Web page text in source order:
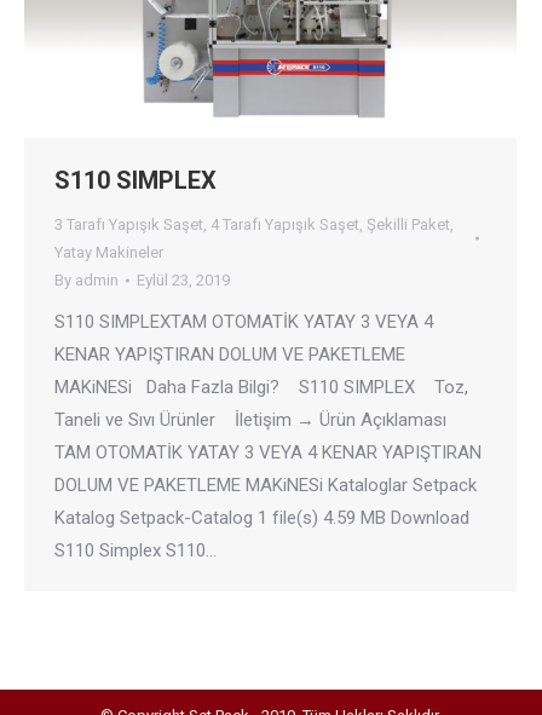
S110 SIMPLEX
3 Tarafı Yapışık Saşet, 4 Tarafı Yapışık Saşet, Şekilli Paket,
Yatay Makineler
By admin Eylül 23, 2019
S110 SIMPLEXTAM OTOMATİK YATAY 3 VEYA 4
KENAR YAPIŞTIRAN DOLUM VE PAKETLEME
MAKiNESi Daha Fazla Bilgi? S110 SIMPLEX Toz,
Taneli ve Sıvı Ürünler İletişim → Ürün Açıklaması
TAM OTOMATİK YATAY 3 VEYA 4 KENAR YAPIŞTIRAN
DOLUM VE PAKETLEME MAKiNESi Kataloglar Setpack
Katalog Setpack-Catalog 1 file(s) 4.59 MB Download
S110 Simplex S110…